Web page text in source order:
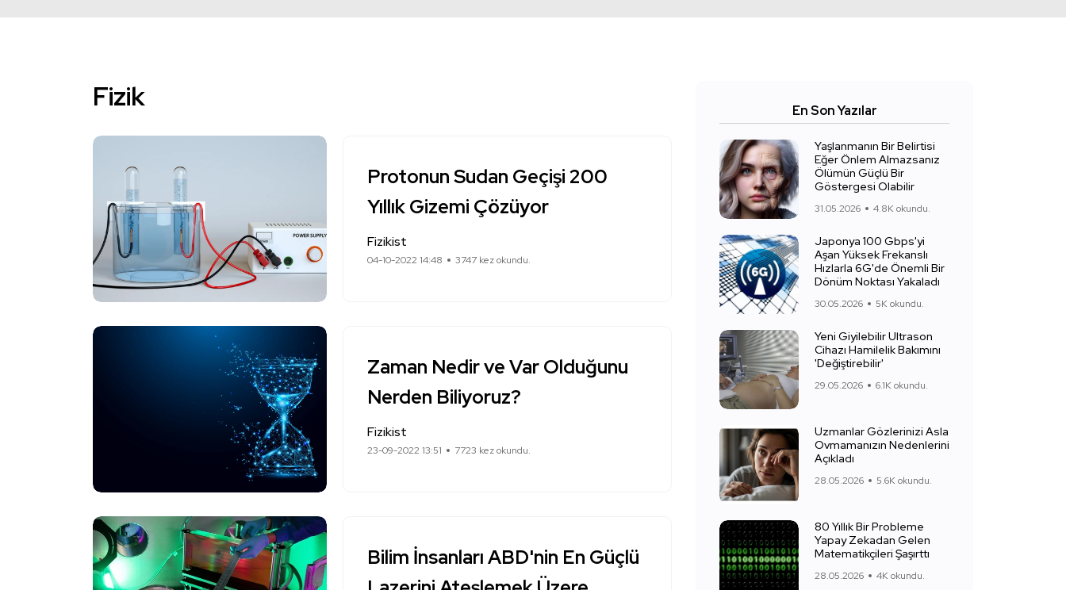
Fizik
Protonun Sudan Geçişi 200
Yıllık Gizemi Çözüyor
Fizikist
04-10-2022 14:48 3747 kez okundu.
Zaman Nedir ve Var Olduğunu
Nerden Biliyoruz?
Fizikist
23-09-2022 13:51 7723 kez okundu.
Bilim İnsanları ABD'nin En Güçlü
En Son Yazılar
Yaşlanmanın Bir Belirtisi
Eğer Önlem Almazsanız
Ölümün Güçlü Bir
Göstergesi Olabilir
31.05.2026 4.8K okundu.
Japonya 100 Gbps'yi
Aşan Yüksek Frekanslı
Hızlarla 6G'de Önemli Bir
Dönüm Noktası Yakaladı
30.05.2026 5K okundu.
Yeni Giyilebilir Ultrason
Cihazı Hamilelik Bakımını
'Değiştirebilir'
29.05.2026 6.1K okundu.
Uzmanlar Gözlerinizi Asla
Ovmamanızın Nedenlerini
Açıkladı
28.05.2026 5.6K okundu.
80 Yıllık Bir Probleme
Yapay Zekadan Gelen
Matematikçileri Şaşırttı
28.05.2026 4K okundu.